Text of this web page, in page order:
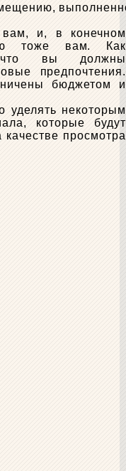
вам, и, в конечном
тоже вам. Как
вы должны
предпочтения.
бюджетом и
уделять некоторым
которые будут
качестве просмотра